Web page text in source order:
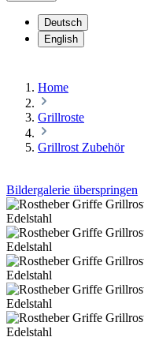
Deutsch
English
Home
Grillroste
Grillrost Zubehör
Bildergalerie überspringen